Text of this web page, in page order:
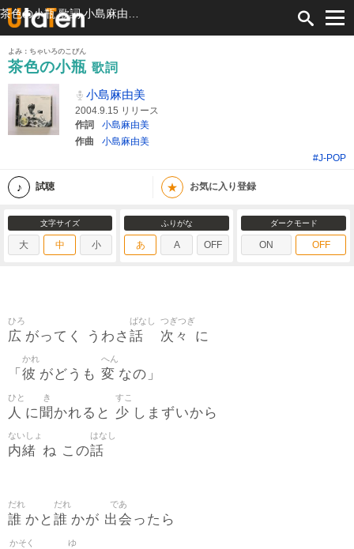
よみ：ちゃいろのこびん
茶色の小瓶 歌詞
小島麻由美
2004.9.15 リリース
作詞
小島麻由美
作曲
小島麻由美
#J-POP
試聴 ★ お気に入り登録
文字サイズ
大 中 小
ふりがな
あ A OFF
ダークモード
ON OFF
広
ひろ
がってく うわさ 話
ばなし
次々
つぎつぎ
に
「 彼
かれ
がどうも 変
へん
なの」
人
ひと
に 聞
き
かれると 少
すこ
しまずいから
内緒
ないしょ
ね この話
はなし
誰
だれ
かと 誰
だれ
かが 出会
であ
ったら
かそく ゆ